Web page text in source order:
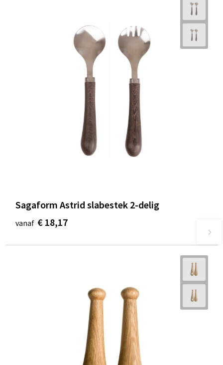
Sagaform Astrid slabestek 2-delig
vanaf € 18,17